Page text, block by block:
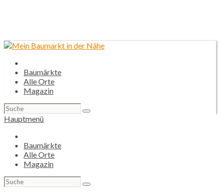
Baumärkte
Alle Orte
Magazin
Suchen
nach:
Hauptmenü
Baumärkte
Alle Orte
Magazin
Suchen
nach: